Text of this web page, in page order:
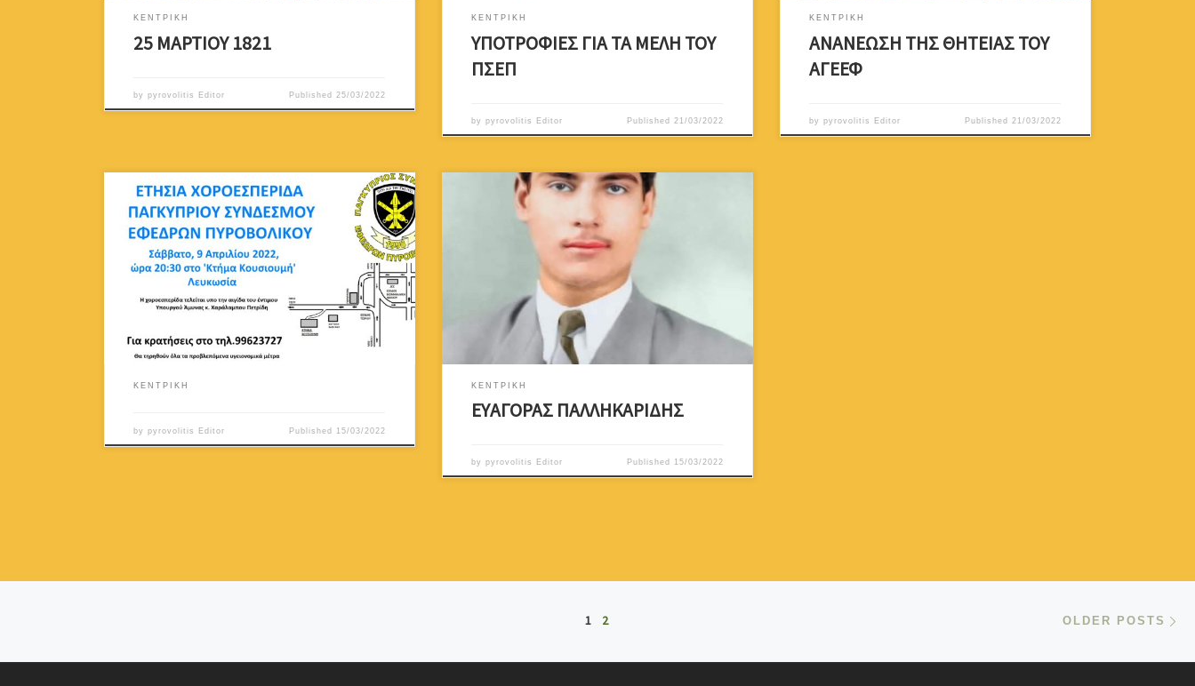
ΚΕΝΤΡΙΚΗ
25 ΜΑΡΤΙΟΥ 1821
bypyrovolitis Editor Published 25/03/2022
ΚΕΝΤΡΙΚΗ
ΥΠΟΤΡΟΦΙΕΣ ΓΙΑ ΤΑ ΜΕΛΗ ΤΟΥ
ΠΣΕΠ
bypyrovolitis Editor Published 21/03/2022
ΚΕΝΤΡΙΚΗ
ΑΝΑΝΕΩΣΗ ΤΗΣ ΘΗΤΕΙΑΣ ΤΟΥ
ΑΓΕΕΦ
bypyrovolitis Editor Published 21/03/2022
ΚΕΝΤΡΙΚΗ
bypyrovolitis Editor Published 15/03/2022
Γεννήθηκε στις 27 Φεβρουαρίου του 1938 στην
Τσάδα, χωριό της επαρχίας Πάφου. Πέρασε τις 6
τάξεις του Δημοτικού σχολείου με άριστα, το ίδιο
όμως δεν συνέβη και στο Γυμνάσιο γιατί πολλά
αρχίζουν να απασχολούν τον έφηβο Ευαγόρα. Η
Κύπρος βρίσκεται σε αναβρασμό, αρχίζουν οι
προετοιμασίες του ξεσηκωμού, εξελίσσεται σ΄ έναν
ΚΕΝΤΡΙΚΗ
ΕΥΑΓΟΡΑΣ ΠΑΛΛΗΚΑΡΙΔΗΣ
bypyrovolitis Editor Published 15/03/2022
1 2 OLDER POSTS